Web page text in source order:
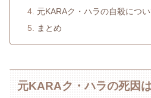
元KARAク・ハラの自殺につ
まとめ
元KARAク・ハラの死因